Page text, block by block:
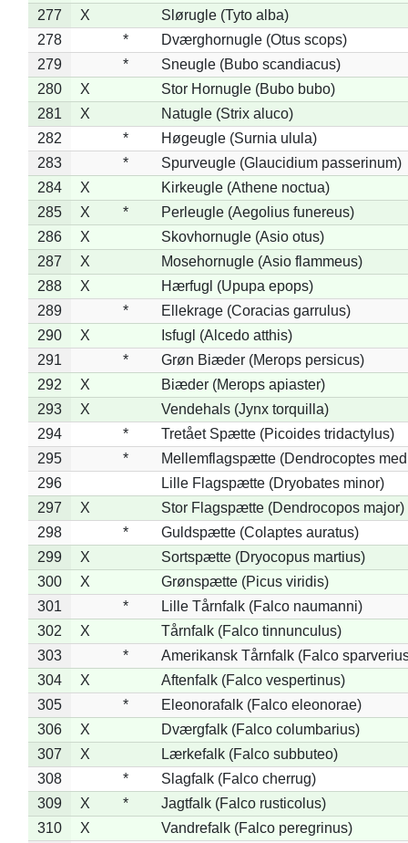
277
X
Slørugle (Tyto alba)
278
*
Dværghornugle (Otus scops)
279
*
Sneugle (Bubo scandiacus)
280
X
Stor Hornugle (Bubo bubo)
281
X
Natugle (Strix aluco)
282
*
Høgeugle (Surnia ulula)
283
*
Spurveugle (Glaucidium passerinum)
284
X
Kirkeugle (Athene noctua)
285
X *
Perleugle (Aegolius funereus)
286
X
Skovhornugle (Asio otus)
287
X
Mosehornugle (Asio flammeus)
288
X
Hærfugl (Upupa epops)
289
*
Ellekrage (Coracias garrulus)
290
X
Isfugl (Alcedo atthis)
291
*
Grøn Biæder (Merops persicus)
292
X
Biæder (Merops apiaster)
293
X
Vendehals (Jynx torquilla)
294
*
Tretået Spætte (Picoides tridactylus)
295
*
Mellemflagspætte (Dendrocoptes
296
Lille Flagspætte (Dryobates minor)
297
X
Stor Flagspætte (Dendrocopos major)
298
*
Guldspætte (Colaptes auratus)
299
X
Sortspætte (Dryocopus martius)
300
X
Grønspætte (Picus viridis)
301
*
Lille Tårnfalk (Falco naumanni)
302
X
Tårnfalk (Falco tinnunculus)
303
*
Amerikansk Tårnfalk (Falco
304
X
Aftenfalk (Falco vespertinus)
305
*
Eleonorafalk (Falco eleonorae)
306
X
Dværgfalk (Falco columbarius)
307
X
Lærkefalk (Falco subbuteo)
308
*
Slagfalk (Falco cherrug)
309
X *
Jagtfalk (Falco rusticolus)
310
X
Vandrefalk (Falco peregrinus)